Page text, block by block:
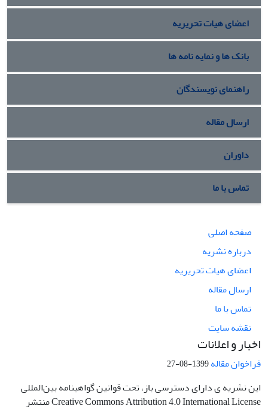
اعضای هیات تحریریه
بانک ها و نمایه نامه ها
راهنمای نویسندگان
ارسال مقاله
داوران
تماس با ما
صفحه اصلی
درباره نشریه
اعضای هیات تحریریه
ارسال مقاله
تماس با ما
نقشه سایت
اخبار و اعلانات
فراخوان مقاله1399-08-27
این نشریه ی دارای دسترسی باز، تحت قوانین گواهینامه بین‌المللی
Creative Commons Attribution 4.0 International License منتشر